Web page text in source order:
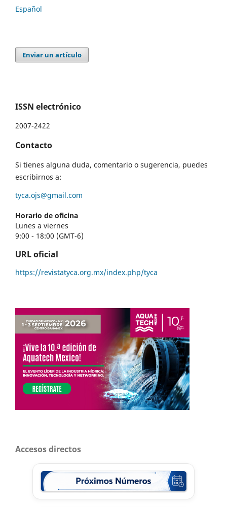
Español
Enviar un artículo
ISSN electrónico
2007-2422
Contacto
Si tienes alguna duda, comentario o sugerencia, puedes
escribirnos a:
tyca.ojs@gmail.com
Horario de oficina
Lunes a viernes
9:00 - 18:00 (GMT-6)
URL oficial
https://revistatyca.org.mx/index.php/tyca
Accesos directos